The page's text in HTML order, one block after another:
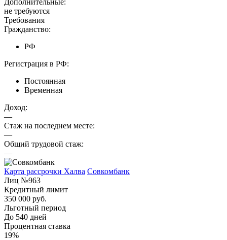
не требуются
Требования
Гражданство:
РФ
Регистрация в РФ:
Постоянная
Временная
Доход:
—
Стаж на последнем месте:
—
Общий трудовой стаж:
—
Карта рассрочки Халва Совкомбанк
Лиц №963
Кредитный лимит
350 000 руб.
Льготный период
До 540 дней
Процентная ставка
19%